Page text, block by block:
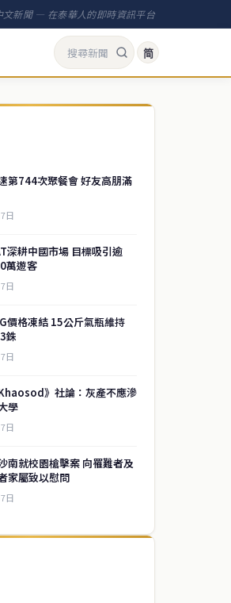
文新聞 — 在泰華人的即時資訊平台
简
第744次聚餐會 好友高朋滿
日
深耕中國市場 目標吸引逾
萬遊客
日
價格凍結 15公斤氣瓶維持
銖
日
Khaosod》社論：灰產不應滲
學
日
南就校園槍擊案 向罹難者及
家屬致以慰問
日